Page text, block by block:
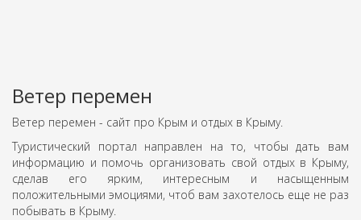
Ветер перемен
Ветер перемен - сайт про Крым и отдых в Крыму.
Туристический портал направлен на то, чтобы дать вам
информацию и помочь организовать свой отдых в Крыму,
сделав его ярким, интересным и насыщенным
положительными эмоциями, чтоб вам захотелось еще не раз
побывать в Крыму.